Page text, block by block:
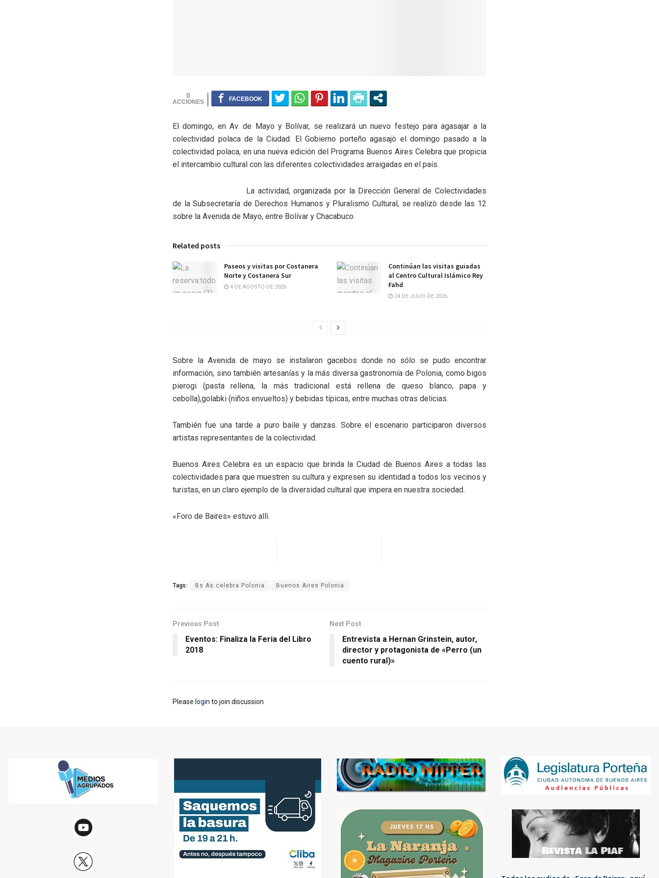
0
El domingo, en Av. de Mayo y Bolívar, se realizará un nuevo festejo para agasajar a la
colectividad polaca de la Ciudad. El Gobierno porteño agasajò el domingo pasado a la
colectividad polaca, en una nueva edición del Programa Buenos Aires Celebra que propicia
el intercambio cultural con las diferentes colectividades arraigadas en el país.
La actividad, organizada por la Dirección General de Colectividades
de la Subsecretaría de Derechos Humanos y Pluralismo Cultural, se realizò desde las 12
sobre la Avenida de Mayo, entre Bolívar y Chacabuco.
Related posts
Paseos y visitas por Costanera
Norte y Costanera Sur
4 DE AGOSTO DE 2026
Continúan las visitas guiadas
al Centro Cultural Islámico Rey
Fahd
24 DE JULIO DE 2026
Sobre la Avenida de mayo se instalaron gacebos donde no sólo se pudo encontrar
información, sino también artesanías y la más diversa gastronomía de Polonia, como bigos
pierogi (pasta rellena, la más tradicional está rellena de queso blanco, papa y
cebolla),golabki (niños envueltos) y bebidas típicas, entre muchas otras delicias.
También fue una tarde a puro baile y danzas. Sobre el escenario participaron diversos
artistas representantes de la colectividad.
Buenos Aires Celebra es un espacio que brinda la Ciudad de Buenos Aires a todas las
colectividades para que muestren su cultura y expresen su identidad a todos los vecinos y
turistas, en un claro ejemplo de la diversidad cultural que impera en nuestra sociedad.
«Foro de Baires» estuvo allì.
Tags: Bs As celebra Polonia Buenos Aires Polonia
Previous Post
Eventos: Finaliza la Feria del Libro
2018
Next Post
Entrevista a Hernan Grinstein, autor,
director y protagonista de «Perro (un
cuento rural)»
Please login to join discussion